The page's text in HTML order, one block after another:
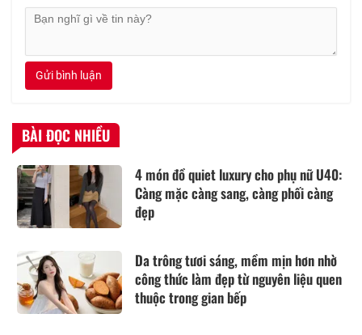
Gửi bình luận
BÀI ĐỌC NHIỀU
4 món đồ quiet luxury cho phụ nữ U40:
Càng mặc càng sang, càng phối càng
đẹp
Da trông tươi sáng, mềm mịn hơn nhờ
công thức làm đẹp từ nguyên liệu quen
thuộc trong gian bếp